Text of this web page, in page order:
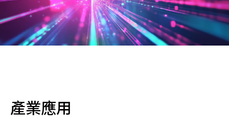
產業應用